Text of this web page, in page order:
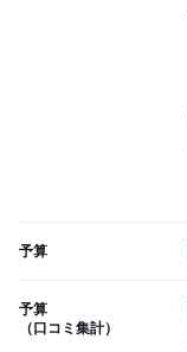
予算
予算
（口コミ集計）